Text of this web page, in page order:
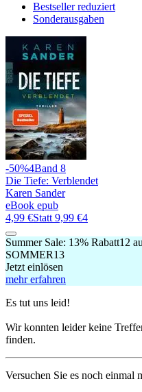
Bestseller reduziert
Sonderausgaben
-50%4Band 8
Die Tiefe: Verblendet
Karen Sander
eBook epub
4,99 €Statt 9,99 €4
Summer Sale: 13% Rabatt12
SOMMER13
Jetzt einlösen
mehr erfahren
Es tut uns leid!
Wir konnten leider keine
finden.
Versuchen Sie es noch einmal